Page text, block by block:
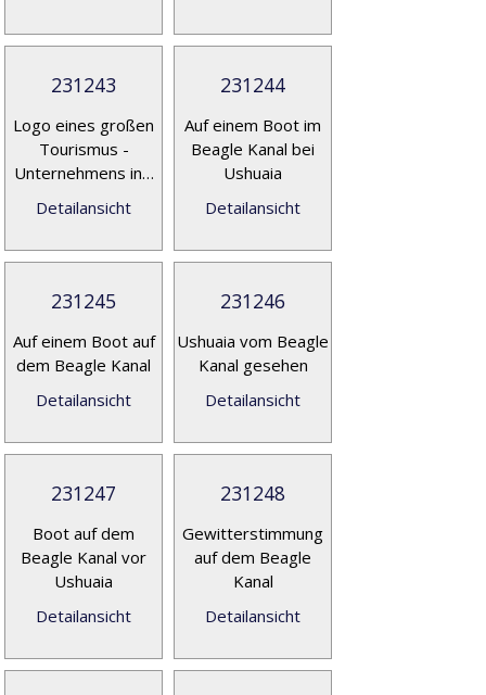
231243
Logo eines großen
Tourismus -
Unternehmens in…
Detailansicht
231244
Auf einem Boot im
Beagle Kanal bei
Ushuaia
Detailansicht
231245
Auf einem Boot auf
dem Beagle Kanal
Detailansicht
231246
Ushuaia vom Beagle
Kanal gesehen
Detailansicht
231247
Boot auf dem
Beagle Kanal vor
Ushuaia
Detailansicht
231248
Gewitterstimmung
auf dem Beagle
Kanal
Detailansicht